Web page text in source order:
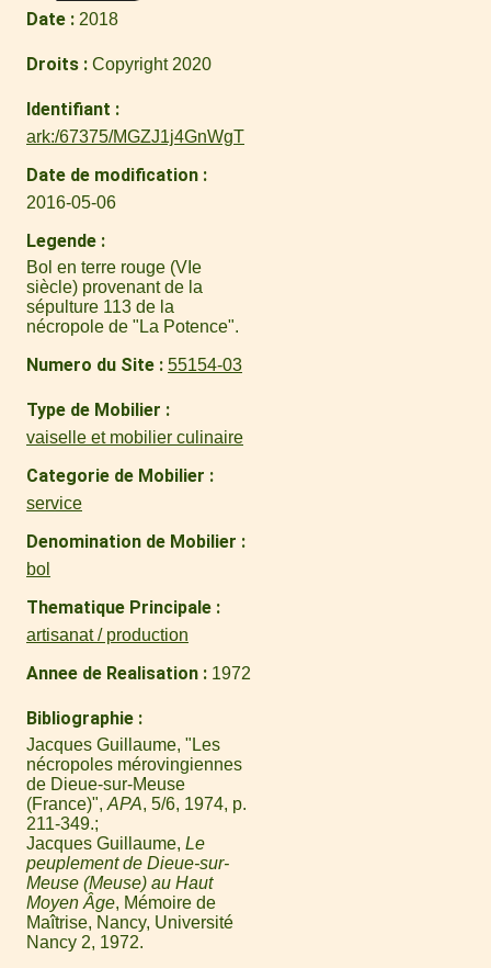
Date 2018
Droits Copyright 2020
Identifiant
ark:/67375/MGZJ1j4GnWgT
Date de modification
2016-05-06
Legende
Bol en terre rouge (VIe
siècle) provenant de la
sépulture 113 de la
nécropole de "La Potence".
Numero du Site 55154-03
Type de Mobilier
vaiselle et mobilier culinaire
Categorie de Mobilier
service
Denomination de Mobilier
bol
Thematique Principale
artisanat / production
Annee de Realisation 1972
Bibliographie
Jacques Guillaume, "Les
nécropoles mérovingiennes
de Dieue-sur-Meuse
(France)", APA, 5/6, 1974, p.
211-349.
Jacques Guillaume, Le
peuplement de Dieue-sur-
Meuse (Meuse) au Haut
Moyen Âge, Mémoire de
Maîtrise, Nancy, Université
Nancy 2, 1972.